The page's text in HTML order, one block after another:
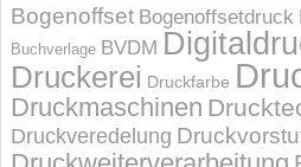
Bogenoffset Bogenoffsetdruck
Buchverlage BVDM
Druckerei Druckfarbe
Druckmaschinen
Druckveredelung